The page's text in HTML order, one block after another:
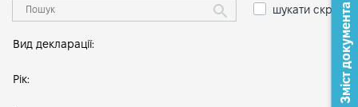
шукати скрізь
Вид декларації:
Рік: Зміст документа